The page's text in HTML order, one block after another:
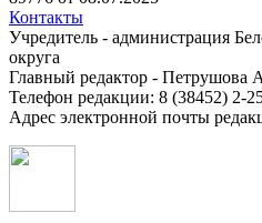
Контакты
Учредитель - администрация
округа
Главный редактор - Петрушова
Телефон редакции: 8 (38452) 2-
Адрес электронной почты